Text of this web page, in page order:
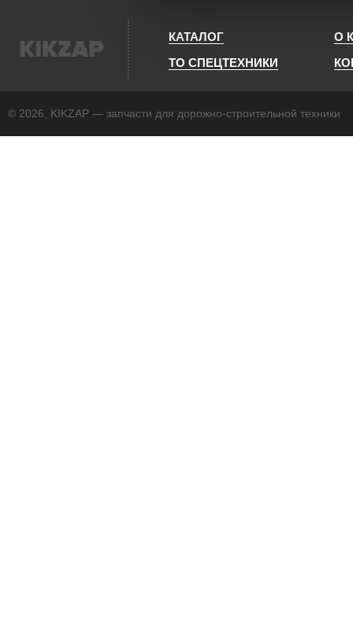
KIKZAP КАТАЛОГ
О
ТО СПЕЦТЕХНИКИ
© 2026, KIKZAP — запчасти для дорожно-строительной техники